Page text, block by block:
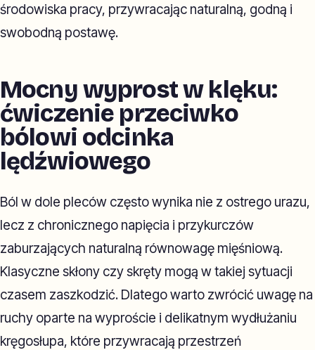
środowiska pracy, przywracając naturalną, godną i
swobodną postawę.
Mocny wyprost w klęku:
ćwiczenie przeciwko
bólowi odcinka
lędźwiowego
Ból w dole pleców często wynika nie z ostrego urazu,
lecz z chronicznego napięcia i przykurczów
zaburzających naturalną równowagę mięśniową.
Klasyczne skłony czy skręty mogą w takiej sytuacji
czasem zaszkodzić. Dlatego warto zwrócić uwagę na
ruchy oparte na wyproście i delikatnym wydłużaniu
kręgosłupa, które przywracają przestrzeń